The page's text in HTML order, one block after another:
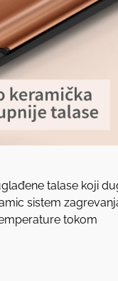
talase koji
sistem
tokom